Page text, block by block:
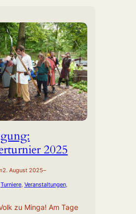
2025
2. August 2025–
Turniere, Veranstaltungen ,
zu Minga! Am Tage